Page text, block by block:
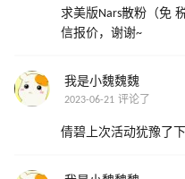
求美版Nars散粉（免
信报价，谢谢~
我是小魏魏魏
2023-06-21 评论了
倩碧上次活动犹豫了